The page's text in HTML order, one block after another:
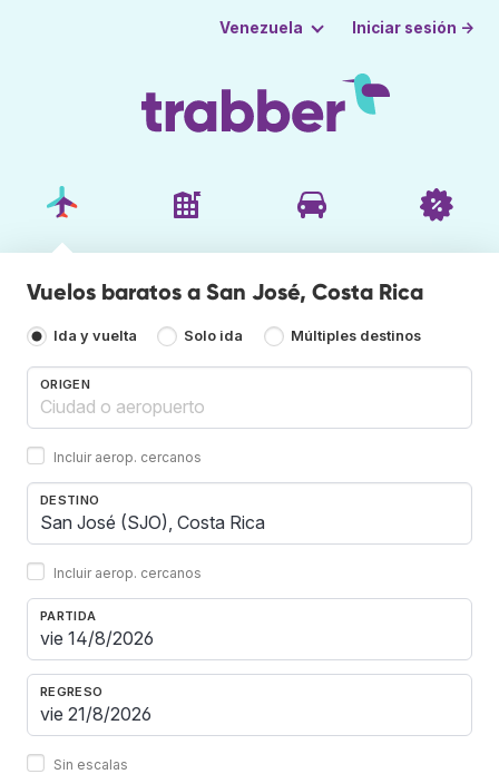
Venezuela Iniciar sesión →
Vuelos baratos a San José, Costa Rica
Ida y vuelta Solo ida Múltiples destinos
ORIGEN
Incluir aerop. cercanos
DESTINO
Incluir aerop. cercanos
PARTIDA
REGRESO
Sin escalas